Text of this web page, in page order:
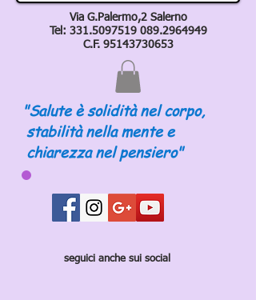
Via G.Palermo,2 Salerno
Tel: 331.5097519 089.2964949
C.F. 95143730653
"Salute è solidità nel corpo,
stabilità nella mente e
chiarezza nel pensiero"
seguici anche sui social